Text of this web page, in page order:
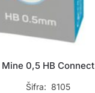
Mine 0,5 HB Connect
Šifra: 8105